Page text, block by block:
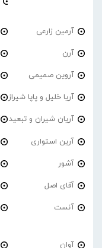
آرمین زارعی
آرن
آروین صمیمی
آریا خلیل و پاپا شیراز
آریان شیران و تبعید
آرین استواری
آشور
آقای اصل
آنست
آوان